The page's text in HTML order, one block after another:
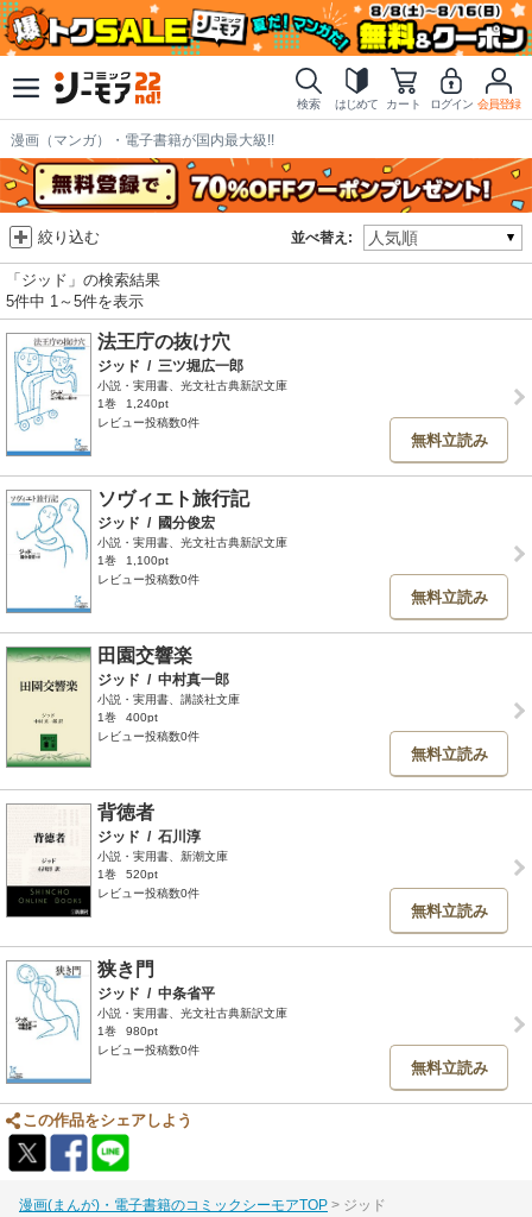
検索 はじめて カート ログイン 会員登録
漫画（マンガ）・電子書籍が国内最大級!!
並べ替え:
絞り込む
「ジッド」の検索結果
5件中 1～5件を表示
法王庁の抜け穴
ジッド / 三ツ堀広一郎
小説・実用書、光文社古典新訳文庫
1巻
1,240pt
レビュー投稿数0件
無料立読み
ソヴィエト旅行記
ジッド / 國分俊宏
小説・実用書、光文社古典新訳文庫
1巻
1,100pt
レビュー投稿数0件
無料立読み
田園交響楽
ジッド / 中村真一郎
小説・実用書、講談社文庫
1巻
400pt
レビュー投稿数0件
無料立読み
背徳者
ジッド / 石川淳
小説・実用書、新潮文庫
1巻
520pt
レビュー投稿数0件
無料立読み
狭き門
ジッド / 中条省平
小説・実用書、光文社古典新訳文庫
1巻
980pt
レビュー投稿数0件
無料立読み
この作品をシェアしよう
漫画(まんが)・電子書籍のコミックシーモアTOP ジッド